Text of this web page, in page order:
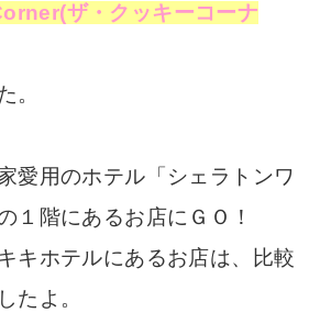
ザ・クッキーコーナ
。
愛用のホテル「シェラトンワ
１階にあるお店にＧＯ！
キホテルにあるお店は、比較
たよ。